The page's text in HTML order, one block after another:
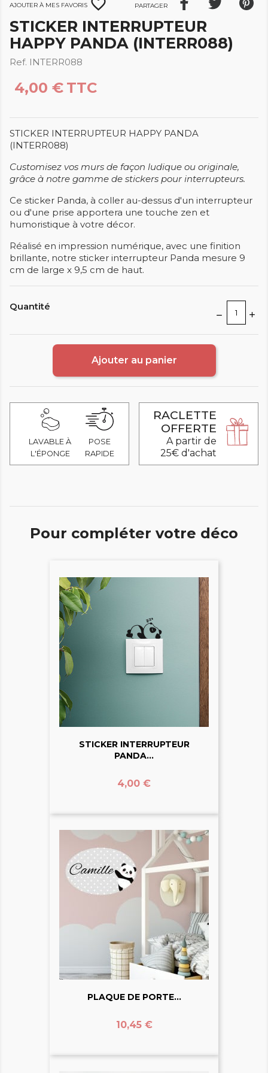
Ajouter à mes favoris favorite_border Partager
STICKER INTERRUPTEUR
HAPPY PANDA (INTERR088)
Ref. INTERR088
4,00 € TTC
STICKER INTERRUPTEUR HAPPY PANDA
(INTERR088)
Customisez vos murs de façon ludique ou originale,
grâce à notre gamme de stickers pour interrupteurs.
Ce sticker Panda, à coller au-dessus d'un interrupteur
ou d'une prise apportera une touche zen et
humoristique à votre décor.
Réalisé en impression numérique, avec une finition
brillante, notre sticker interrupteur Panda mesure 9
cm de large x 9,5 cm de haut.
Quantité
Ajouter au panier
LAVABLE À
L'ÉPONGE
POSE
RAPIDE
RACLETTE
OFFERTE
A partir de
25€ d'achat
Pour compléter votre déco
STICKER INTERRUPTEUR
PANDA...
Prix
4,00 €
PLAQUE DE PORTE...
Prix
10,45 €